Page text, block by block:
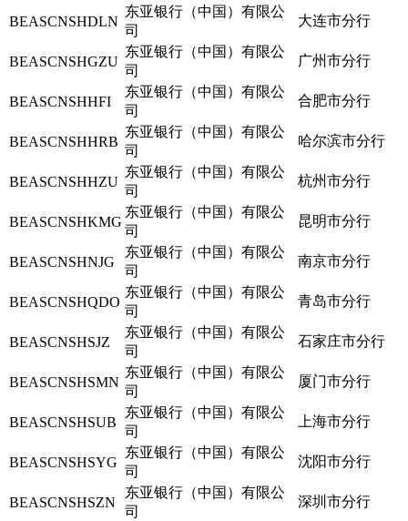
BEASCNSHDLN
东亚银行（中国）有限公
司
大连市分行
BEASCNSHGZU
东亚银行（中国）有限公
司
广州市分行
BEASCNSHHFI
东亚银行（中国）有限公
司
合肥市分行
BEASCNSHHRB
东亚银行（中国）有限公
司
哈尔滨市分行
BEASCNSHHZU
东亚银行（中国）有限公
司
杭州市分行
BEASCNSHKMG
东亚银行（中国）有限公
司
昆明市分行
BEASCNSHNJG
东亚银行（中国）有限公
司
南京市分行
BEASCNSHQDO
东亚银行（中国）有限公
司
青岛市分行
BEASCNSHSJZ
东亚银行（中国）有限公
司
石家庄市分行
BEASCNSHSMN
东亚银行（中国）有限公
司
厦门市分行
BEASCNSHSUB
东亚银行（中国）有限公
司
上海市分行
BEASCNSHSYG
东亚银行（中国）有限公
司
沈阳市分行
BEASCNSHSZN
东亚银行（中国）有限公
司
深圳市分行